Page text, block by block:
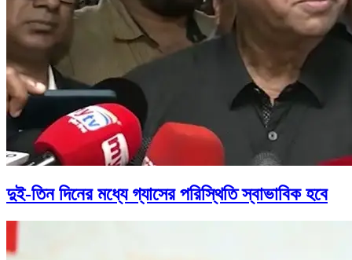
দুই-তিন দিনের মধ্যে গ্যাসের পরিস্থিতি স্বাভাবিক হবে